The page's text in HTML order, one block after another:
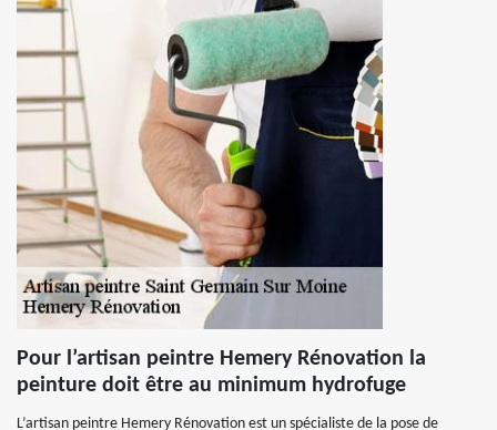
Pour l’artisan peintre Hemery Rénovation la
peinture doit être au minimum hydrofuge
L’artisan peintre Hemery Rénovation est un spécialiste de la pose de